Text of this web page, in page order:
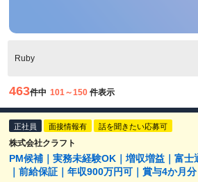
Ruby
463件中 101～150 件表示
正社員 面接情報有 話を聞きたい応募可
株式会社クラフト
PM候補｜実務未経験OK｜増収増益｜富士
｜前給保証｜年収900万円可｜賞与4か月分